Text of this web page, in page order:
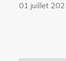
01 juillet